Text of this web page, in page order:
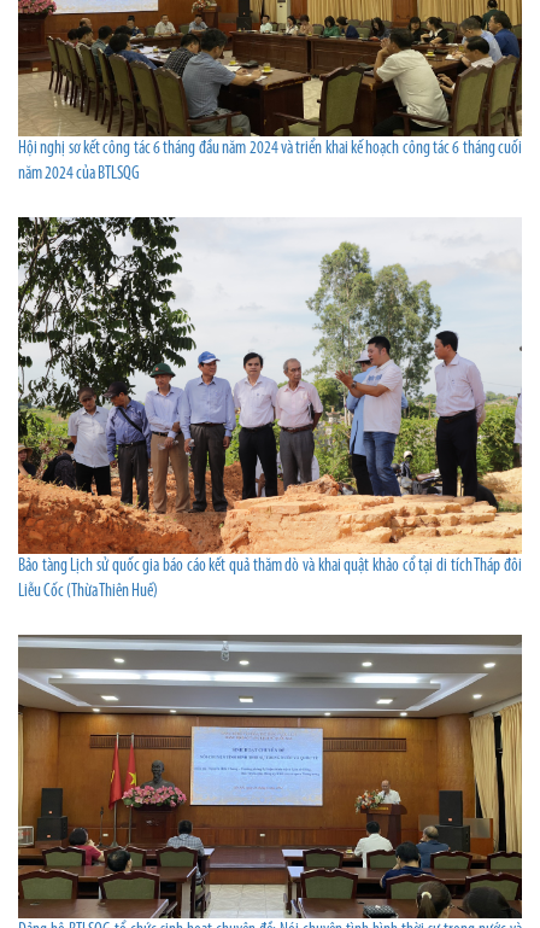
Hội nghị sơ kết công tác 6 tháng đầu năm 2024 và triển khai kế hoạch công tác 6 tháng cuối
năm 2024 của BTLSQG
Bảo tàng Lịch sử quốc gia báo cáo kết quả thăm dò và khai quật khảo cổ tại di tích Tháp đôi
Liễu Cốc (Thừa Thiên Huế)